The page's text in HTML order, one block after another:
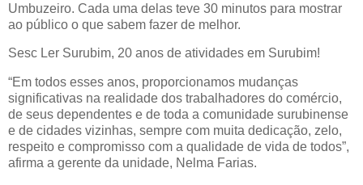
Umbuzeiro. Cada uma delas teve 30 minutos para mostrar
ao público o que sabem fazer de melhor.
Sesc Ler Surubim, 20 anos de atividades em Surubim!
“Em todos esses anos, proporcionamos mudanças
significativas na realidade dos trabalhadores do comércio,
de seus dependentes e de toda a comunidade surubinense
e de cidades vizinhas, sempre com muita dedicação, zelo,
respeito e compromisso com a qualidade de vida de todos”,
afirma a gerente da unidade, Nelma Farias.